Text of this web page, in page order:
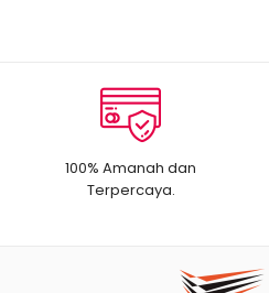
100% Amanah dan
Terpercaya.